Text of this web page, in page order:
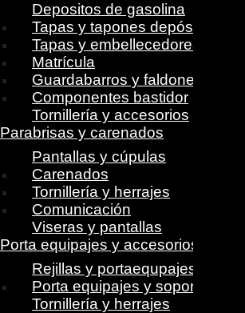
Depositos de gasolina
Tapas y tapones depósito
Tapas y embellecedores
Matrícula
Guardabarros y faldones
Componentes bastidor
Tornillería y accesorios
Parabrisas y carenados
Pantallas y cúpulas
Carenados
Tornillería y herrajes
Comunicación
Viseras y pantallas
Porta equipajes y accesorios
Rejillas y portaequpajes
Porta equipajes y soportes
Tornillería y herrajes